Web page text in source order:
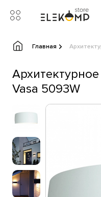
Главная
Vasa 5093W